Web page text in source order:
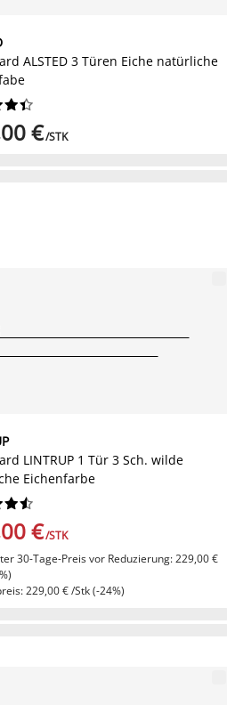
ALSTED 3 Türen Eiche natürliche



€/STK
LINTRUP 1 Tür 3 Sch. wilde
Eichenfarbe



€/STK
30-Tage-Preis vor Reduzierung: 229,00 €
229,00 € /Stk (-24%)